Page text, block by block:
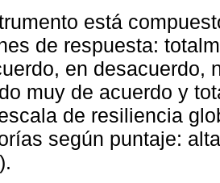
está
de respuesta:
en desacuerdo,
muy de acuerdo y
de resiliencia
según puntaje: